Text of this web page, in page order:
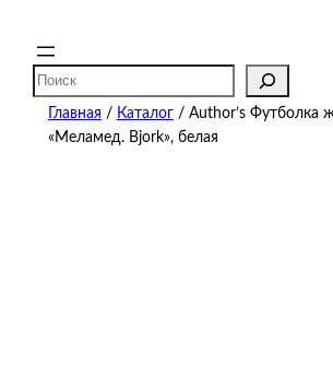
Поиск
Главная / Каталог/ Author’s Футболка
«Меламед. Bjork», белая